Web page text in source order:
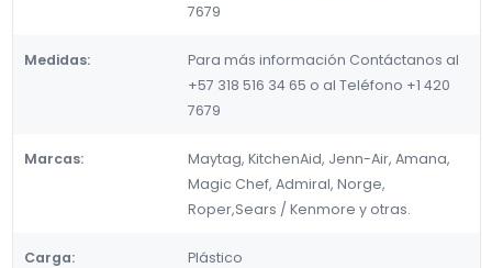
7679
Medidas:
Para más información Contáctanos al
+57 318 516 34 65 o al Teléfono +1 420
7679
Marcas:
Maytag, KitchenAid, Jenn-Air, Amana,
Magic Chef, Admiral, Norge,
Roper,Sears / Kenmore y otras.
Carga: Plástico